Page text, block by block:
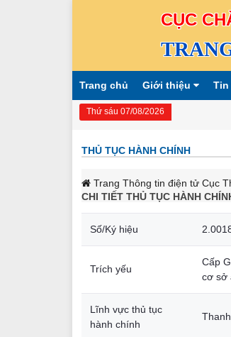
CỤC
Trang chủ Giới thiệu
Thứ sáu 07/08/2026
THỦ TỤC HÀNH CHÍNH
Trang Thông tin điện tử Cục
CHI TIẾT THỦ TỤC HÀNH
Số/Ký hiệu
Trích yếu
Cấp
cơ sở
Lĩnh vực thủ tục
hành chính